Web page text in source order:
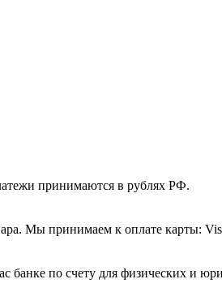
принимаются в рублях РФ.
Мы принимаем к оплате карты:
банке по счету для физических и